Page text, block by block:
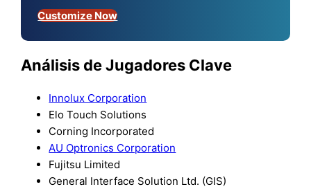
Customize Now
Análisis de Jugadores Clave
Innolux Corporation
Elo Touch Solutions
Corning Incorporated
AU Optronics Corporation
Fujitsu Limited
General Interface Solution Ltd. (GIS)